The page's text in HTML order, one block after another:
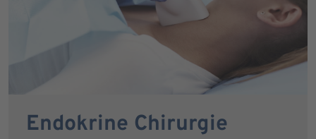
Endokrine Chirurgie